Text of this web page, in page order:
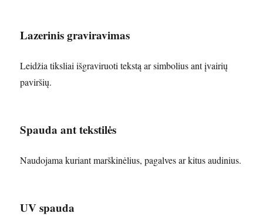
Lazerinis graviravimas
Leidžia tiksliai išgraviruoti tekstą ar simbolius ant įvairių
paviršių.
Spauda ant tekstilės
Naudojama kuriant marškinėlius, pagalves ar kitus audinius.
UV spauda